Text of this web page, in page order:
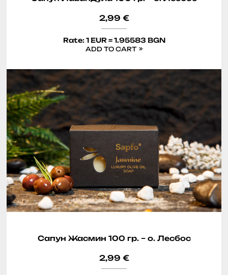
2,99 €
Rate: 1 EUR = 1.95583 BGN
ADD TO CART
Сапун Жасмин 100 гр. – о. Лесбос
2,99 €